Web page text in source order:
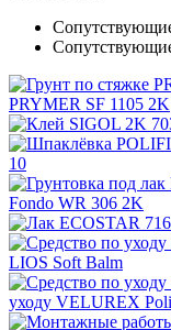
PRYMER SF 1105 2K
10
Fondo WR 306 2K
LIOS Soft Balm
уходу VELUREX